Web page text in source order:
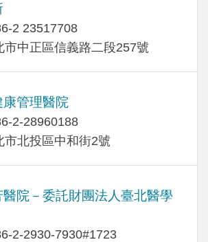
2 23517708
市中正區信義路二段257號
管理醫院
2-28960188
市北投區中和街2號
院－委託財團法人臺北醫學
2-2930-7930#1723